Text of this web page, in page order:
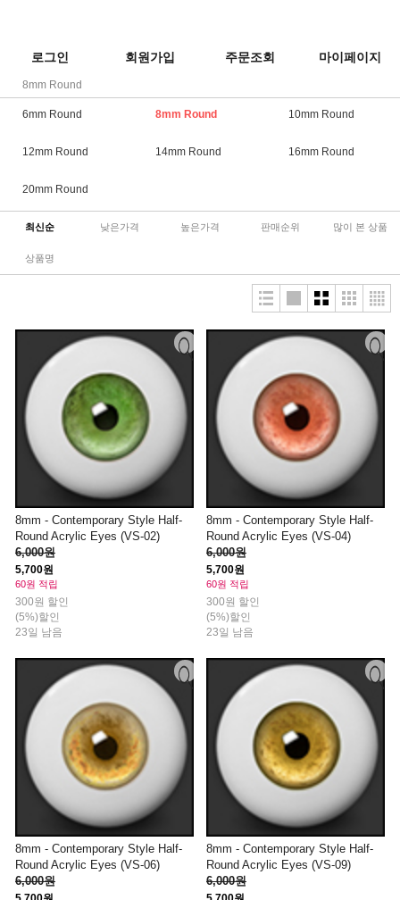
로그인 회원가입 주문조회 마이페이지
8mm Round
6mm Round 8mm Round 10mm Round
12mm Round 14mm Round 16mm Round
20mm Round
최신순 낮은가격 높은가격 판매순위 많이 본 상품
상품명
8mm - Contemporary Style Half-
Round Acrylic Eyes (VS-02)
6,000원
5,700원
60원 적립
300원 할인
(5%)할인
23일 남음
8mm - Contemporary Style Half-
Round Acrylic Eyes (VS-04)
6,000원
5,700원
60원 적립
300원 할인
(5%)할인
23일 남음
8mm - Contemporary Style Half-
Round Acrylic Eyes (VS-06)
6,000원
8mm - Contemporary Style Half-
Round Acrylic Eyes (VS-09)
6,000원